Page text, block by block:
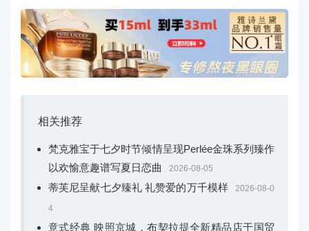
相关推荐
梵克雅宝于七夕时节倾情呈现Perlée金珠系列臻作
以欢愉意趣谱写夏日恋曲
2026-08-05
蒂芙尼呈献七夕臻礼 礼赞爱的万千模样 2026-08-0
4
意式经典 映照京城，布契拉提全新精品店于国贸